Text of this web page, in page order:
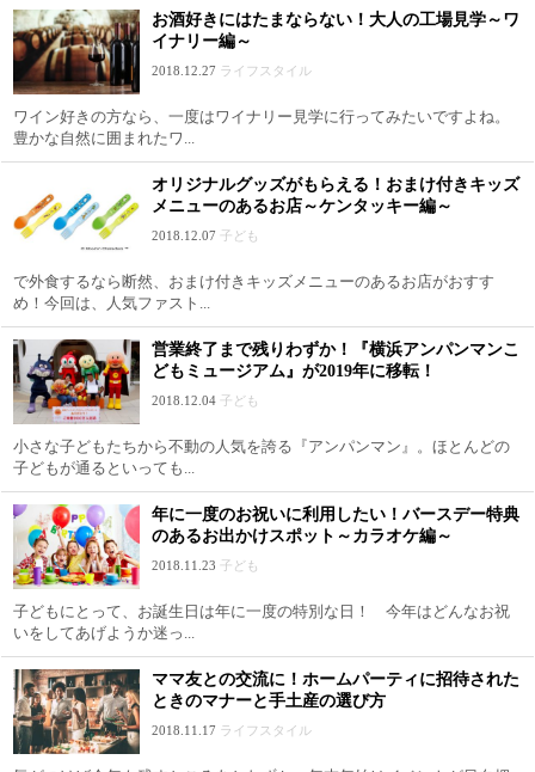
お酒好きにはたまならない！大人の工場見学～ワ
イナリー編～
2018.12.27 ライフスタイル
ワイン好きの方なら、一度はワイナリー見学に行ってみたいですよね。
豊かな自然に囲まれたワ...
オリジナルグッズがもらえる！おまけ付きキッズ
メニューのあるお店～ケンタッキー編～
2018.12.07 子ども
で外食するなら断然、おまけ付きキッズメニューのあるお店がおすす
め！今回は、人気ファスト...
営業終了まで残りわずか！『横浜アンパンマンこ
どもミュージアム』が2019年に移転！
2018.12.04 子ども
小さな子どもたちから不動の人気を誇る『アンパンマン』。ほとんどの
子どもが通るといっても...
年に一度のお祝いに利用したい！バースデー特典
のあるお出かけスポット～カラオケ編～
2018.11.23 子ども
子どもにとって、お誕生日は年に一度の特別な日！ 今年はどんなお祝
いをしてあげようか迷っ...
ママ友との交流に！ホームパーティに招待された
ときのマナーと手土産の選び方
2018.11.17 ライフスタイル